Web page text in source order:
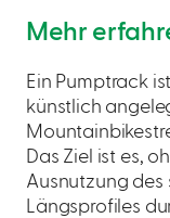
Mehr
Ein Pumptrack
künstlich
Das Ziel ist es,
Ausnutzung
Längsprofiles